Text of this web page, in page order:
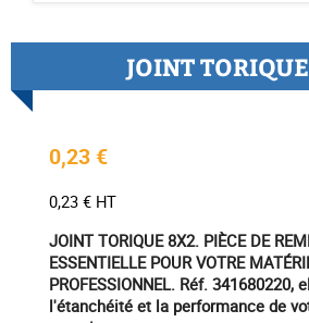
JOINT
0,23 €
0,23 € HT
JOINT TORIQUE 8X2. PIÈCE DE
ESSENTIELLE POUR VOTRE
PROFESSIONNEL. Réf. 341680220,
l'étanchéité et la performance de